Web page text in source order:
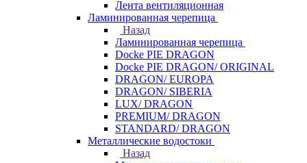
Лента вентиляционная
Ламинированная черепица
Назад
Ламинированная черепица
Docke PIE DRAGON
Docke PIE DRAGON/ ORIGINAL
DRAGON/ EUROPA
DRAGON/ SIBERIA
LUX/ DRAGON
PREMIUM/ DRAGON
STANDARD/ DRAGON
Металлические водостоки
Назад